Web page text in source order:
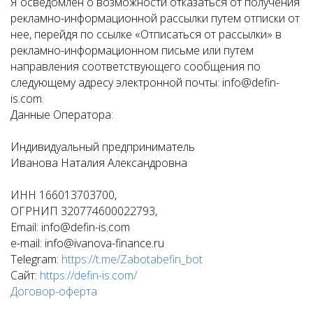
рекламно-информационной рассылки путем отписки от
нее, перейдя по ссылке «Отписаться от рассылки» в
рекламно-информационном письме или путем
направления соответствующего сообщения по
следующему адресу электронной почты: info@defin-
is.com.
Данные Оператора:
Индивидуальный предприниматель
Иванова Наталия Александровна
ИНН 166013703700,
ОГРНИП 320774600022793,
Email: info@defin-is.com
e-mail: info@ivanova-finance.ru
Telegram: https://t.me/Zabotabefin_bot
Сайт: https://defin-is.com/
Договор-оферта